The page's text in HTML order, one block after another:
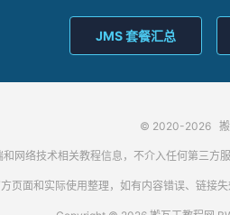
JMS 套餐汇总
© 2020-2026
网络技术相关教程信息，不介入任何第三方
页面和实际使用整理，如有内容错误、链接